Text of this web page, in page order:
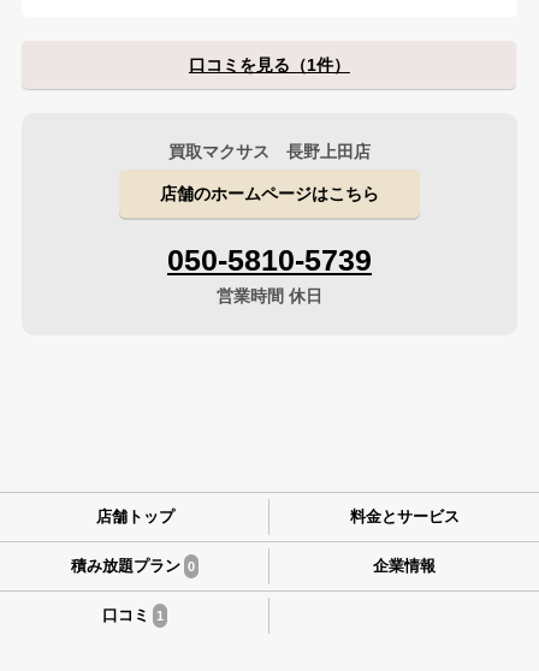
口コミを見る（1件）
買取マクサス 長野上田店
店舗のホームページはこちら
050-5810-5739
営業時間 休日
店舗トップ 料金とサービス
積み放題プラン 0 企業情報
口コミ 1